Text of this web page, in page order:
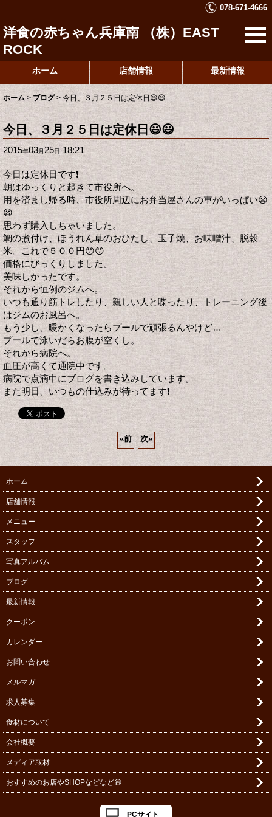
078-671-4666
洋食の赤ちゃん兵庫南 （株）EAST
ROCK
ホーム 店舗情報 最新情報
ホーム > ブログ > 今日、３月２５日は定休日😃😃
今日、３月２５日は定休日😃😃
2015年03月25日18:21
今日は定休日です❗️
朝はゆっくりと起きて市役所へ。
用を済まし帰る時、市役所周辺にお弁当屋さんの車がいっぱい😦
😦
思わず購入しちゃいました。
鯛の煮付け、ほうれん草のおひたし、玉子焼、お味噌汁、脱穀
米。これで５００円😯😯
価格にびっくりしました。
美味しかったです。
それから恒例のジムへ。
いつも通り筋トレしたり、親しい人と喋ったり、トレーニング後
はジムのお風呂へ。
もう少し、暖かくなったらプールで頑張るんやけど…
プールで泳いだらお腹が空くし。
それから病院へ。
血圧が高くて通院中です。
病院で点滴中にブログを書き込みしています。
また明日、いつもの仕込みが待ってます❗️
«前 次»
ホーム
店舗情報
メニュー
スタッフ
写真アルバム
ブログ
最新情報
クーポン
カレンダー
お問い合わせ
メルマガ
求人募集
食材について
会社概要
メディア取材
おすすめのお店やSHOPなどなど😄
PCサイト